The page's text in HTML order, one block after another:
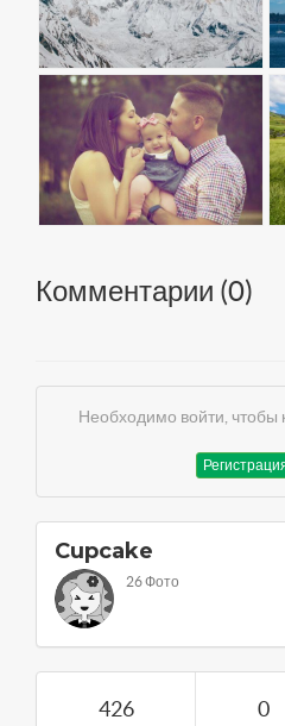
Комментарии (0)
Необходимо войти, чтобы
Cupcake
26 Фото
426 0